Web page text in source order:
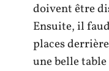
doivent être
Ensuite, il
places
une belle